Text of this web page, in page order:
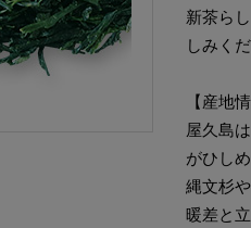
新茶ら
しみくだ
【産地
屋久島
がひし
縄文杉
暖差と